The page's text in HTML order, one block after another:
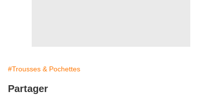
#Trousses & Pochettes
Partager